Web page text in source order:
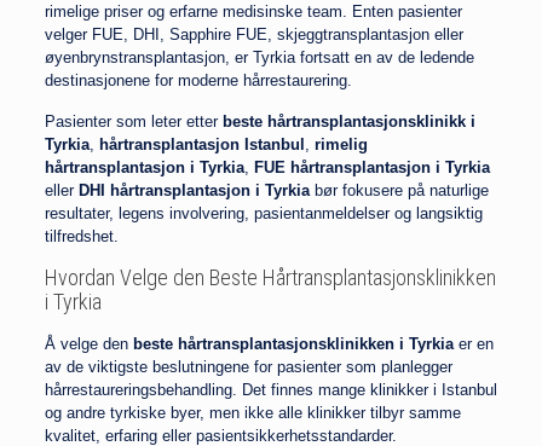
rimelige priser og erfarne medisinske team. Enten pasienter
velger FUE, DHI, Sapphire FUE, skjeggtransplantasjon eller
øyenbrynstransplantasjon, er Tyrkia fortsatt en av de ledende
destinasjonene for moderne hårrestaurering.
Pasienter som leter etter beste hårtransplantasjonsklinikk i
Tyrkia, hårtransplantasjon Istanbul rimelig
hårtransplantasjon i Tyrkia, FUE hårtransplantasjon i Tyrkia
eller DHI hårtransplantasjon i Tyrkiabør fokusere på naturlige
resultater, legens involvering, pasientanmeldelser og langsiktig
tilfredshet.
Hvordan Velge den Beste Hårtransplantasjonsklinikken
i Tyrkia
Å velge den beste hårtransplantasjonsklinikken i Tyrkiaer en
av de viktigste beslutningene for pasienter som planlegger
hårrestaureringsbehandling. Det finnes mange klinikker i Istanbul
og andre tyrkiske byer, men ikke alle klinikker tilbyr samme
kvalitet, erfaring eller pasientsikkerhetsstandarder.